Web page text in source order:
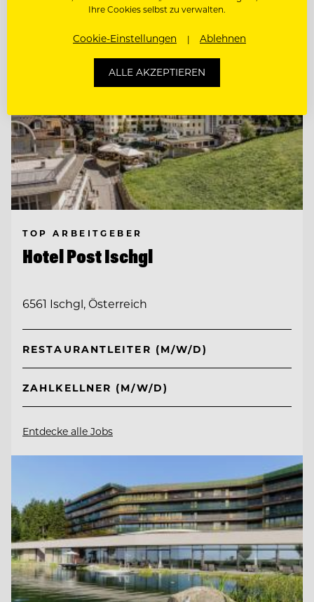
TOP ARBEITGEBER
Hotel Post Ischgl
6561 Ischgl, Österreich
RESTAURANTLEITER (M/W/D)
ZAHLKELLNER (M/W/D)
Entdecke alle Jobs
Ihre Cookies selbst zu verwalten.
Cookie-Einstellungen Ablehnen
ALLE AKZEPTIEREN